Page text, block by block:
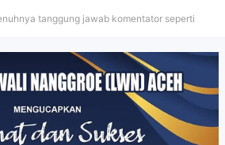
tanggung jawab komentator seperti